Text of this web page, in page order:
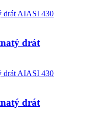
drát
drát